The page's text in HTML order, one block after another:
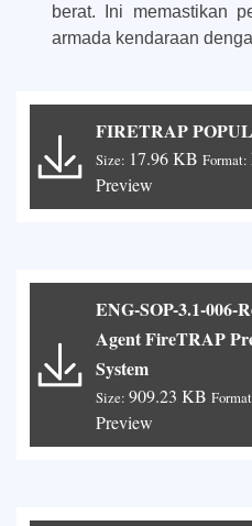
berat. Ini memastikan
armada kendaraan
FIRETRAP
Size: 17.96 KB Format:
Preview
ENG-SOP-3.1-006-
Agent FireTRAP
System
Size: 909.23 KB
Preview